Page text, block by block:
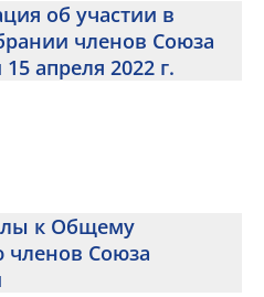
об участии в
членов Союза
апреля 2022 г.
к Общему
членов Союза